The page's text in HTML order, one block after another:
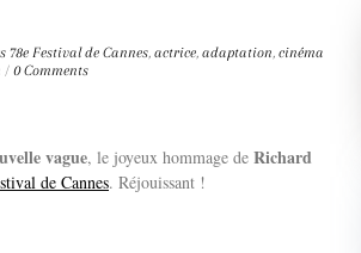
78e Festival de Cannes, actrice, adaptation, cinéma
/ 0 Comments
vague, le joyeux hommage de Richard
de Cannes. Réjouissant !